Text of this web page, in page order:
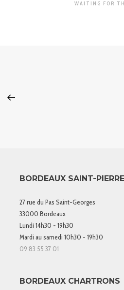
WAITING FOR
BORDEAUX SAINT-PIERRE
27 rue du Pas Saint-Georges
33000 Bordeaux
Lundi 14h30 - 19h30
Mardi au samedi 10h30 - 19h30
09 83 55 37 01
BORDEAUX CHARTRONS